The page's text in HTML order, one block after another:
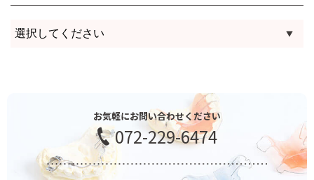
お気軽にお問い合わせください
072-229-6474